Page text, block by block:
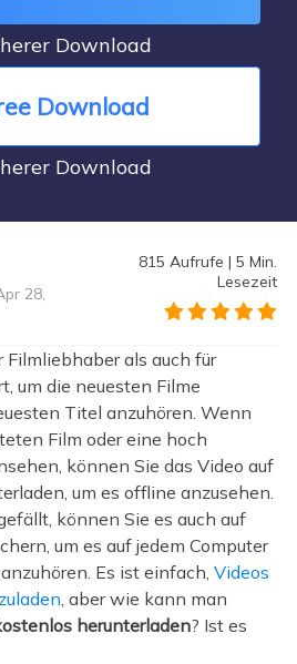
Download
Download
Download
28,
815 Aufrufe |5 Min.
Lesezeit
Filmliebhaber als auch für
um die neuesten Filme
Titel anzuhören. Wenn
Film oder eine hoch
können Sie das Video auf
um es offline anzusehen.
können Sie es auch auf
um es auf jedem Computer
Es ist einfach, Videos
, aber wie kann man
herunterladen? Ist es